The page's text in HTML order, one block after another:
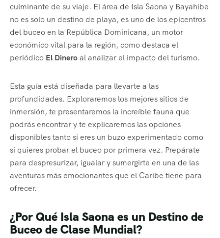
culminante de su viaje. El área de Isla Saona y Bayahibe
no es solo un destino de playa, es uno de los epicentros
del buceo en la República Dominicana, un motor
económico vital para la región, como destaca el
periódico El Dineroal analizar el impacto del turismo.
Esta guía está diseñada para llevarte a las
profundidades. Exploraremos los mejores sitios de
inmersión, te presentaremos la increíble fauna que
podrás encontrar y te explicaremos las opciones
disponibles tanto si eres un buzo experimentado como
si quieres probar el buceo por primera vez. Prepárate
para despresurizar, igualar y sumergirte en una de las
aventuras más emocionantes que el Caribe tiene para
ofrecer.
¿Por Qué Isla Saona es un Destino de
Buceo de Clase Mundial?